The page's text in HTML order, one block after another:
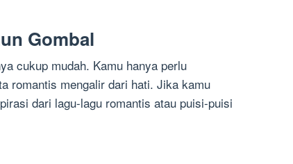
Gombal
cukup mudah. Kamu hanya perlu
romantis mengalir dari hati. Jika kamu
dari lagu-lagu romantis atau puisi-puisi